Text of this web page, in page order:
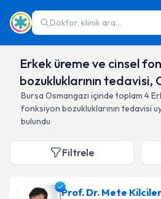
Doktor, klinik ara...
Erkek üreme ve cinsel
bozukluklarının tedavisi,
Bursa Osmangazi içinde toplam 4
fonksiyon bozukluklarının tedavisi
bulundu
Filtrele
Prof. Dr. Mete Kilciler